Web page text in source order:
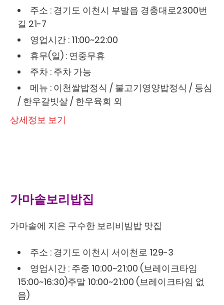
주소 : 경기도 이천시 부발읍 경충대로2300번
길 21-7
영업시간 : 11:00~22:00
휴무(일) : 연중무휴
주차 : 주차 가능
메뉴 : 이천쌀밥정식 / 불고기영양밥정식 / 등심
/ 한우갈빗살 / 한우육회 외
상세정보 보기
가마솥보리밥집
가마솥에 지은 구수한 보리비빔밥 맛집
주소 : 경기도 이천시 서이천로 129-3
영업시간 : 주중 10:00~21:00 (브레이크타임
15:00~16:30)주말 10:00~21:00 (브레이크타임 없
음)